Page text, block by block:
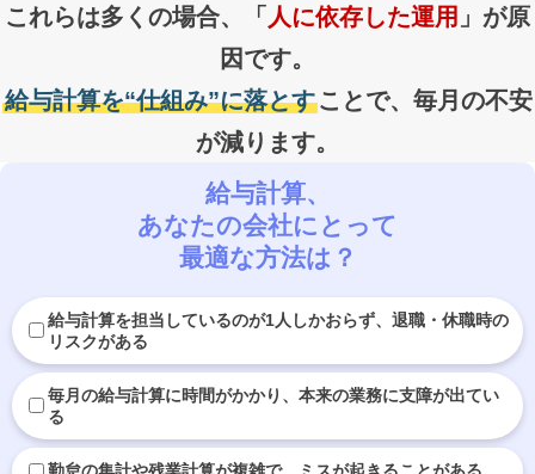
これらは多くの場合、「人に依存した運用 」が原
因です。
給与計算を“仕組み”に落とすことで、毎月の不安
が減ります。
給与計算、
あなたの会社にとって
最適な方法は？
給与計算を担当しているのが1人しかおらず、退職・休職時の
リスクがある
毎月の給与計算に時間がかかり、本来の業務に支障が出てい
る